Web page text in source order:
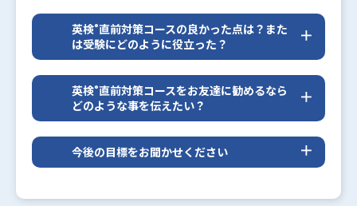
れるので、一人では理解しきれない部分もしっかり
と補っていると感じたため。
英検®直前対策コースの良かった点は？また
は受験にどのように役立った？
リスニングも発話を意識でき、ライティングだけで
なく、会話にも活かすことができるフレーズなどを
学ぶことができました。
レッスン内で講師が重要と言った部分を復習したこ
とで、受験の際にスムーズに回答することができま
した。
英検®直前対策コースをお友達に勧めるなら
どのような事を伝えたい？
チベーションも上がり、よりがんばることができま
す。
していくことで英語力が身につきました。
今後の目標をお聞かせください